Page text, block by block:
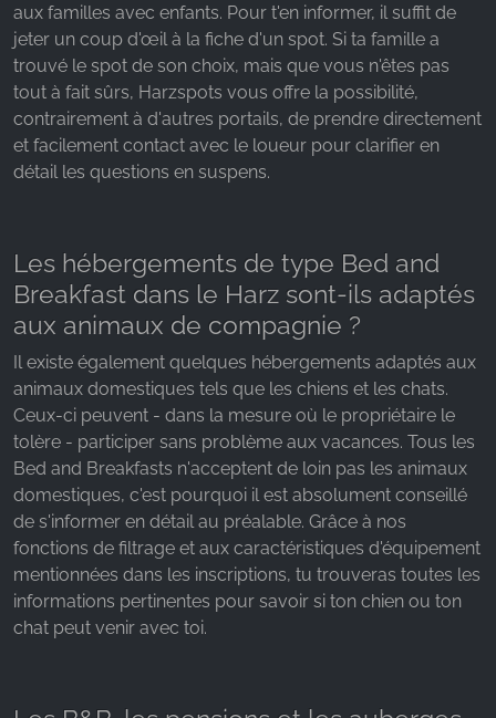
aux familles avec enfants. Pour t'en informer, il suffit de
jeter un coup d'œil à la fiche d'un spot. Si ta famille a
trouvé le spot de son choix, mais que vous n'êtes pas
tout à fait sûrs, Harzspots vous offre la possibilité,
contrairement à d'autres portails, de prendre directement
et facilement contact avec le loueur pour clarifier en
détail les questions en suspens.
Les hébergements de type Bed and
Breakfast dans le Harz sont-ils adaptés
aux animaux de compagnie ?
Il existe également quelques hébergements adaptés aux
animaux domestiques tels que les chiens et les chats.
Ceux-ci peuvent - dans la mesure où le propriétaire le
tolère - participer sans problème aux vacances. Tous les
Bed and Breakfasts n'acceptent de loin pas les animaux
domestiques, c'est pourquoi il est absolument conseillé
de s'informer en détail au préalable. Grâce à nos
fonctions de filtrage et aux caractéristiques d'équipement
mentionnées dans les inscriptions, tu trouveras toutes les
informations pertinentes pour savoir si ton chien ou ton
chat peut venir avec toi.